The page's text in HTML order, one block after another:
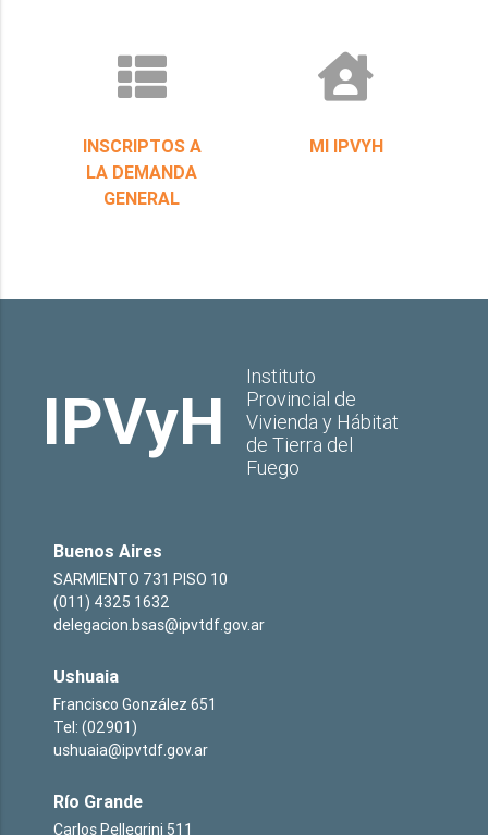
INSCRIPTOS A
LA DEMANDA
GENERAL
MI IPVYH
IPVyH
Instituto
Provincial de
Vivienda y Hábitat
de Tierra del
Fuego
Buenos Aires
SARMIENTO 731 PISO 10
(011) 4325 1632
delegacion.bsas@ipvtdf.gov.ar
Ushuaia
Francisco González 651
Tel: (02901)
ushuaia@ipvtdf.gov.ar
Río Grande
Carlos Pellegrini 511